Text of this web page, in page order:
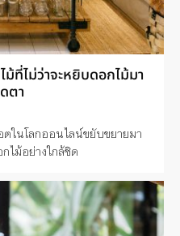
ที่ไม่ว่าจะหยิบดอกไม้มา
ตา
ในโลกออนไลน์ขยับขยายมา
ไม้อย่างใกล้ชิด